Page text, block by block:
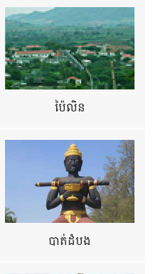
ប៉ៃលិន
បាត់ដំបង